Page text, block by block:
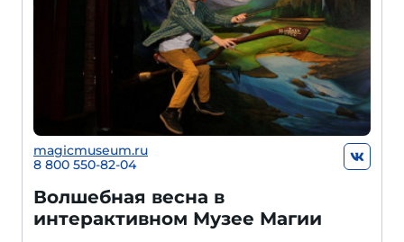
magicmuseum.ru
8 800 550-82-04
Волшебная весна в
интерактивном Музее Магии